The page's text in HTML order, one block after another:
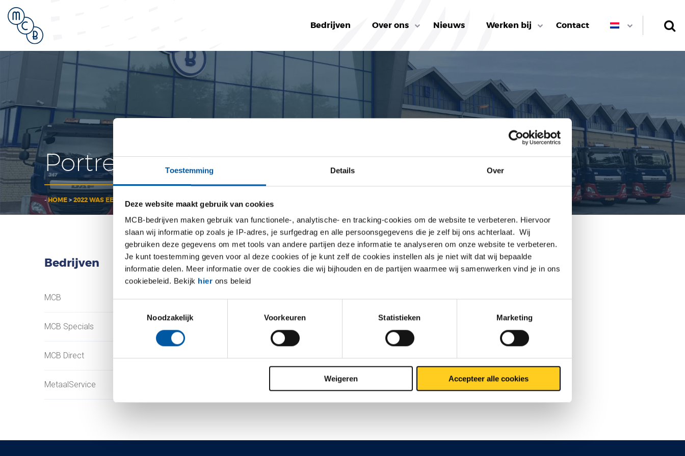
Toestemming Details Over
Deze website maakt gebruik van cookies
MCB-bedrijven maken gebruik van functionele-, analytische- en tracking-cookies om de website te verbeteren. Hiervoor
slaan wij informatie op zoals je IP-adres, je surfgedrag en alle persoonsgegevens die je zelf bij ons achterlaat. Wij
gebruiken deze gegevens om met tools van andere partijen deze informatie te analyseren om onze website te verbeteren.
Je kunt toestemming geven voor al deze cookies of je kunt zelf de cookies instellen als je niet wilt dat wij bepaalde
informatie delen. Meer informatie over de cookies die wij bijhouden en de partijen waarmee wij samenwerken vind je in ons
cookiebeleid. Bekijk hier ons beleid
Noodzakelijk
Voorkeuren Statistieken Marketing
Weigeren Accepteer alle cookies
Bedrijven Over ons Nieuws Werken bij Contact
Portretteninterviews_3
-HOME > 2022 WAS EEN JAAR VAN UITERSTEN > PORTRETTEN INTERVIEWS_3
Bedrijven
MCB
MCB Specials
MCB Direct
MetaalService
Testas
SAEY
Contact opnemen?